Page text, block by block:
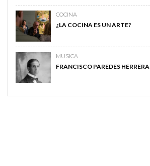
COCINA
¿LA COCINA ES UN ARTE?
MUSICA
FRANCISCO PAREDES HERRERA